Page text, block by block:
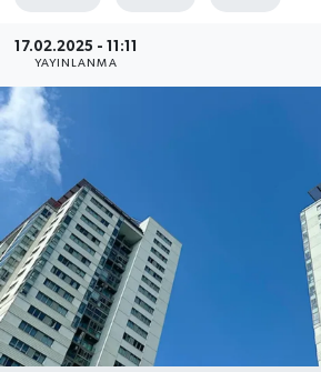
17.02.2025 - 11:11
YAYINLANMA
Magazin
Siyaset
Spor
Teknoloji
Türkiye
Haber Arşivi